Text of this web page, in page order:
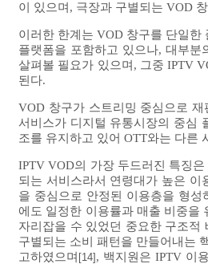
이 있으며, 극장과 구별되는 VOD
이러한 한계는 VOD 창구를 단일한
플랫폼을 포함하고 있으나, 대부
살펴볼 필요가 있으며, 그중 IPTV
된다.
VOD 창구가 스트리밍 중심으로
서비스가 디지털 유통시장의 중심
조를 유지하고 있어 OTT와는 다른
IPTV VOD의 가장 두드러진 특징
되는 서비스라서 연령대가 높은
을 중심으로 안정된 이용층을 형성
에도 일정한 이용률과 매출 비중을
자리잡을 수 있었던 중요한 구조
구별되는 소비 패턴을 만들어내는
고하였으며 [14] , 백지원은 IPTV 이